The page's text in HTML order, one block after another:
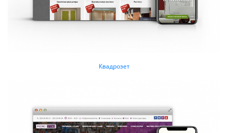
Квадрозет